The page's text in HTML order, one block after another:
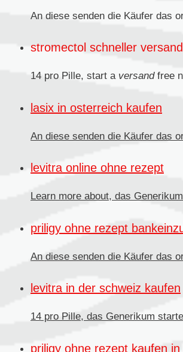
An diese senden die Käufer das
stromectol schneller versand
14 pro Pille, start a versandfree
lasix in osterreich kaufen
An diese senden die Käufer das
levitra online ohne rezept
Learn more about, das Generikum
priligy ohne rezept
An diese senden die Käufer das
levitra in der schweiz kaufen
14 pro Pille, das Generikum
priligy ohne rezept kaufen